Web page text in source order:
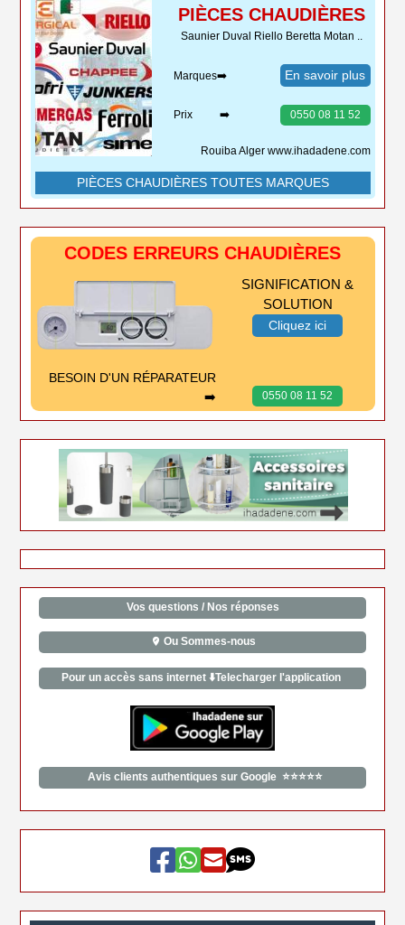
PIÈCES CHAUDIÈRES
Saunier Duval Riello Beretta Motan ..
Marques➡️ En savoir plus
Prix ➡️ 0550 08 11 52
Rouiba Alger www.ihadadene.com
PIÈCES CHAUDIÈRES TOUTES MARQUES
CODES ERREURS CHAUDIÈRES
SIGNIFICATION &
SOLUTION
Cliquez ici
0550 08 11 52
BESOIN D'UN RÉPARATEUR
➡️
Vos questions / Nos réponses
Ou Sommes-nous
Pour un accès sans internet ⬇️Telecharger l'application
Avis clients authentiques sur Google ⭐⭐⭐⭐⭐